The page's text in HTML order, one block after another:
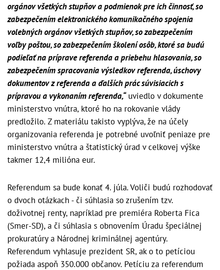
orgánov všetkých stupňov a podmienok pre ich činnosť, so
zabezpečením elektronického komunikačného spojenia
volebných orgánov všetkých stupňov, so zabezpečením
voľby poštou, so zabezpečením školení osôb, ktoré sa budú
podieľať na príprave referenda a priebehu hlasovania, so
zabezpečením spracovania výsledkov referenda, úschovy
dokumentov z referenda a ďalších prác súvisiacich s
prípravou a vykonaním referenda,“uviedlo v dokumente
ministerstvo vnútra, ktoré ho na rokovanie vlády
predložilo. Z materiálu takisto vyplýva, že na účely
organizovania referenda je potrebné uvoľniť peniaze pre
ministerstvo vnútra a štatistický úrad v celkovej výške
takmer 12,4 milióna eur.
Referendum sa bude konať 4. júla. Voliči budú rozhodovať
o dvoch otázkach - či súhlasia so zrušením tzv.
doživotnej renty, napríklad pre premiéra Roberta Fica
(Smer-SD), a či súhlasia s obnovením Úradu špeciálnej
prokuratúry a Národnej kriminálnej agentúry.
Referendum vyhlasuje prezident SR, ak o to petíciou
požiada aspoň 350.000 občanov. Petíciu za referendum